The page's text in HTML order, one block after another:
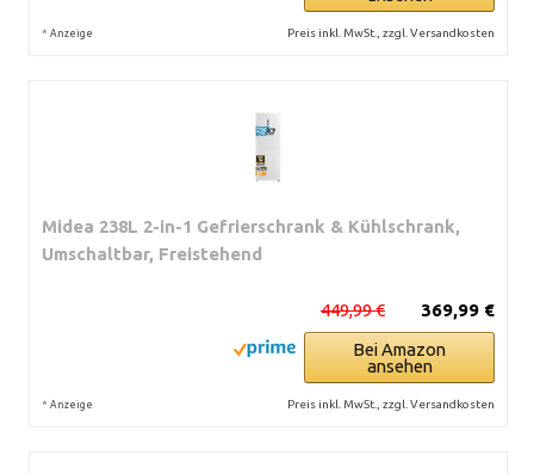
* Anzeige Preis inkl. MwSt., zzgl. Versandkosten
Midea 238L 2-in-1 Gefrierschrank & Kühlschrank,
Umschaltbar, Freistehend
369,99 €
449,99 €
Bei Amazon
ansehen
* Anzeige Preis inkl. MwSt., zzgl. Versandkosten